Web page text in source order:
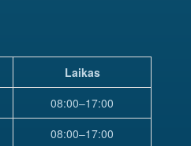
Laikas
08:00–17:00
08:00–17:00